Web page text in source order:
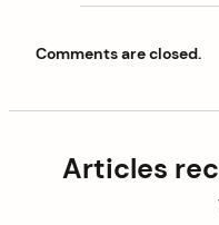
Comments are closed.
Articles